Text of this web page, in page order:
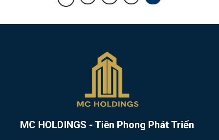
MC HOLDINGS - Tiên Phong Phát Triển